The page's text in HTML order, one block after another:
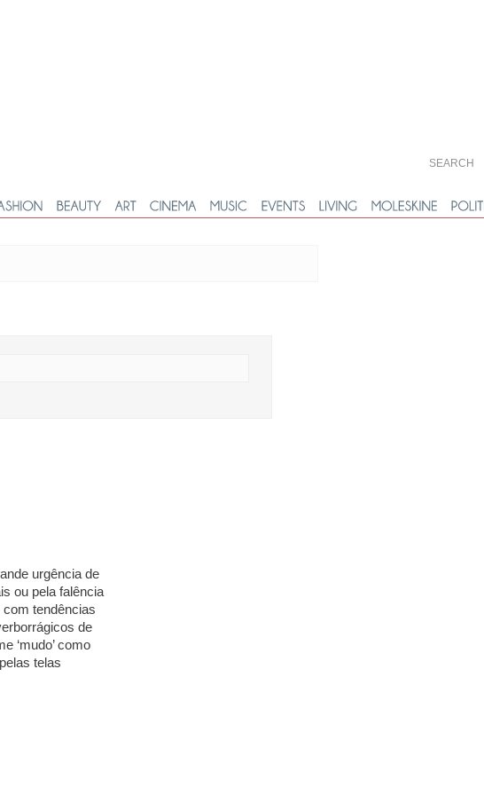
urgência de
ou pela falência
tendências
de
‘mudo’ como
telas